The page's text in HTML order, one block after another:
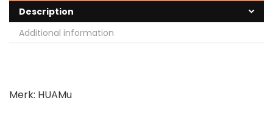
Description
Additional information
Merk: HUAMu